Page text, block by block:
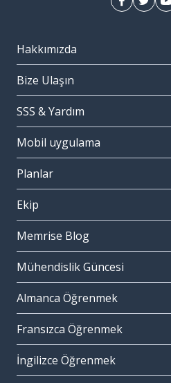
Hakkımızda
Bize Ulaşın
SSS & Yardım
Mobil uygulama
Planlar
Ekip
Memrise Blog
Mühendislik Güncesi
Almanca Öğrenmek
Fransızca Öğrenmek
İngilizce Öğrenmek